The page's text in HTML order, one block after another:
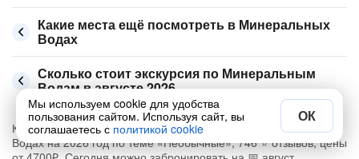
Какие места ещё посмотреть в Минеральных
Водах
Сколько стоит экскурсия по Минеральным
Водам в августе 2026
Купите самую интересную из 40 экскурсий в Минеральных
Водах на 2026 год по теме «Необычные», 746 ⭐ отзывов, цены
Мы используем cookie для удобства
пользования сайтом. Используя сайт, вы
соглашаетесь с политикой cookie
ОК